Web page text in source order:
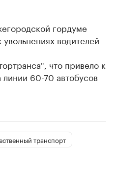
гордуме
водителей
что привело к
60-70 автобусов
транспорт